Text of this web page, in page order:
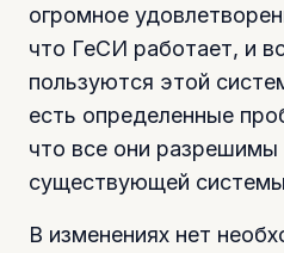
огромное
что ГеСИ работает, и
пользуются этой
есть определенные
что все они
существующей
В изменениях нет